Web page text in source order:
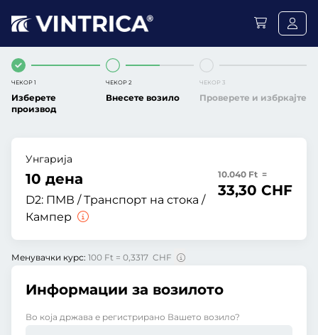
ЧЕКОР 1
Изберете
производ
ЧЕКОР 2
Внесете возило
ЧЕКОР 3
Проверете и избркајте
Унгарија
10 дена
D2: ПМВ / Транспорт на стока /
Кампер
10.040 Ft =
33,30 CHF
Менувачки курс: 100 Ft = 0,3317 CHF
Информации за возилото
Во која држава е регистрирано Вашето возило?